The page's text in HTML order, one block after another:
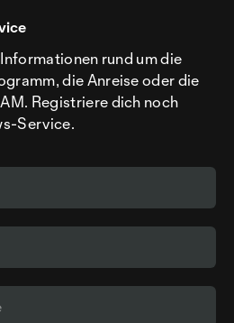
rund um die
die Anreise oder die
Registriere dich noch
Service.